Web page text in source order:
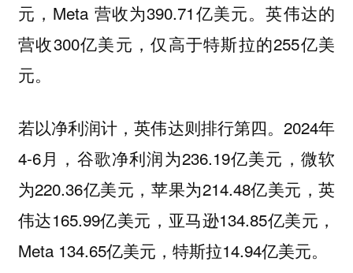
元，Meta 营收为390.71亿美元。英伟达的
营收300亿美元，仅高于特斯拉的255亿美
元。
若以净利润计，英伟达则排行第四。 2024年
4-6月，谷歌净利润为236.19亿美元，微软
为220.36亿美元，苹果为214.48亿美元，英
伟达165.99亿美元，亚马逊134.85亿美元，
Meta 134.65亿美元，特斯拉14.94亿美元。